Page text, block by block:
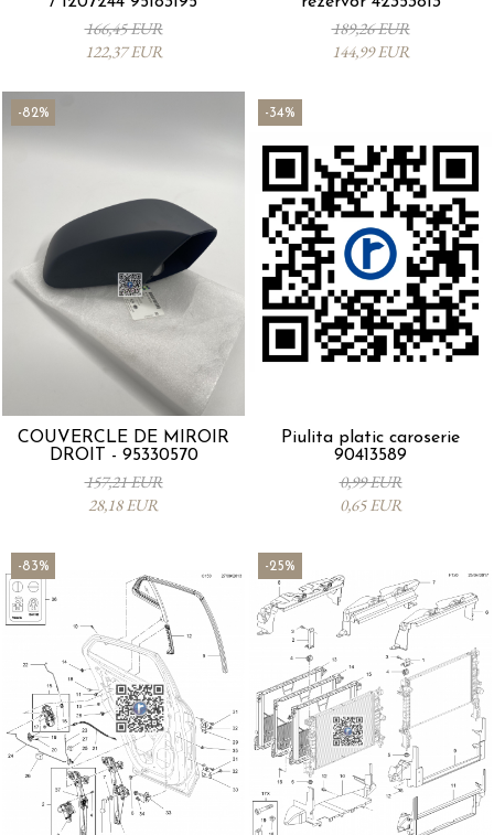
166,45 EUR
122,37 EUR
189,26 EUR
144,99 EUR
-82%
COUVERCLE DE MIROIR
DROIT - 95330570
157,21 EUR
28,18 EUR
-34%
Piulita platic caroserie
90413589
0,99 EUR
0,65 EUR
-83% -25%